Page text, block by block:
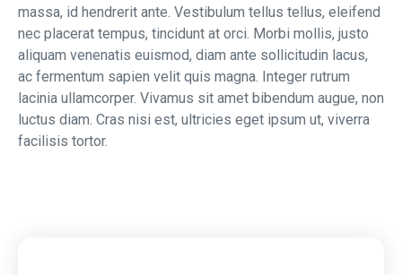
massa, id hendrerit ante. Vestibulum tellus tellus, eleifend
nec placerat tempus, tincidunt at orci. Morbi mollis, justo
aliquam venenatis euismod, diam ante sollicitudin lacus,
ac fermentum sapien velit quis magna. Integer rutrum
lacinia ullamcorper. Vivamus sit amet bibendum augue, non
luctus diam. Cras nisi est, ultricies eget ipsum ut, viverra
facilisis tortor.